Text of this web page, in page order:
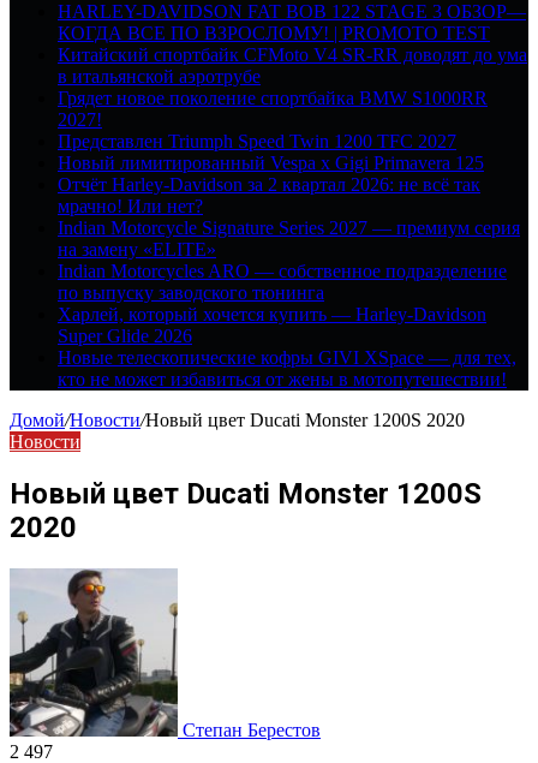
HARLEY-DAVIDSON FAT BOB 122 STAGE 3 ОБЗОР—
КОГДА ВСЕ ПО ВЗРОСЛОМУ! | PROMOTO TEST
Китайский спортбайк CFMoto V4 SR-RR доводят до ума
в итальянской аэротрубе
Грядет новое поколение спортбайка BMW S1000RR
2027!
Представлен Triumph Speed Twin 1200 TFC 2027
Новый лимитированный Vespa x Gigi Primavera 125
Отчёт Harley-Davidson за 2 квартал 2026: не всё так
мрачно! Или нет?
Indian Motorcycle Signature Series 2027 — премиум серия
на замену «ELITE»
Indian Motorcycles ARO — собственное подразделение
по выпуску заводского тюнинга
Харлей, который хочется купить — Harley-Davidson
Super Glide 2026
Новые телескопические кофры GIVI XSpace — для тех,
кто не может избавиться от жены в мотопутешествии!
Домой/Новости/Новый цвет Ducati Monster 1200S 2020
Новости
Новый цвет Ducati Monster 1200S
2020
Степан Берестов
2 497